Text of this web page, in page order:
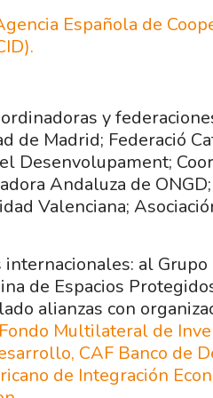
Española de
y
de Madrid; Federació
Desenvolupament;
Andaluza de ONGD;
Valenciana;
al Grupo
de Espacios
alianzas con
Multilateral de
CAF Banco de
de Integración